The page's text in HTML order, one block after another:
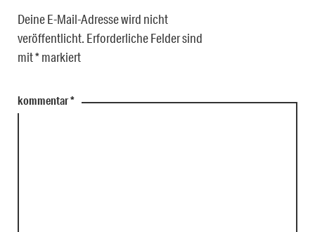
Deine E-Mail-Adresse wird nicht
veröffentlicht. Erforderliche Felder sind
mit*markiert
kommentar*